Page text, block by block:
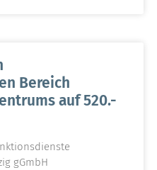
Bereich
auf 520.-
gGmbH